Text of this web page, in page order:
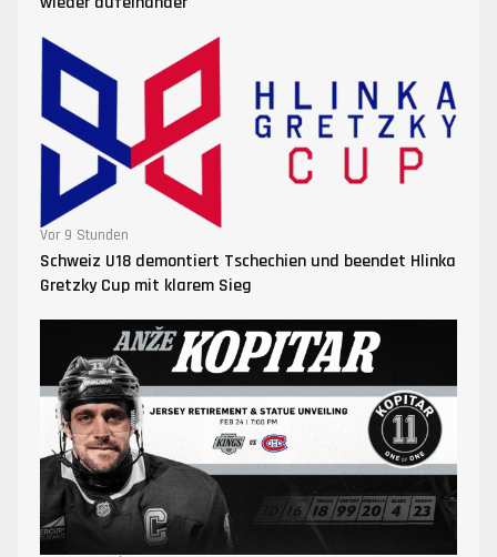
Vor 9 Stunden
Schweiz U18 demontiert Tschechien und beendet Hlinka
Gretzky Cup mit klarem Sieg